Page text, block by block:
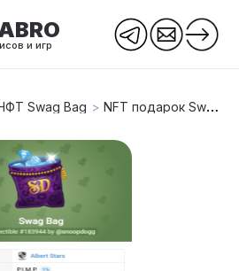
и игр
Swag Bag >NFT подарок Swag Bag #183944